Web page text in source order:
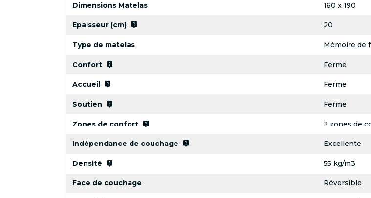
Dimensions Matelas 160 x 190
Epaisseur (cm) live_help 20
Type de matelas Mémoire de
Confort live_help Ferme
Accueil live_help Ferme
Soutien live_help Ferme
Zones de confort live_help 3 zones de
Indépendance de couchage live_help Excellente
Densité live_help 55 kg/m3
Face de couchage Réversible